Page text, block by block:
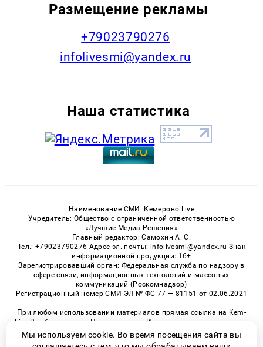
Размещение рекламы
+79023790276
infolivesmi@yandex.ru
Наша статистика
Наименование СМИ: Кемерово Live
Учредитель: Общество с ограниченной ответственностью
«Лучшие Медиа Решения»
Главный редактор: Самохин А. С.
Тел.: +79023790276 Адрес эл. почты: infolivesmi@yandex.ru Знак
информационной продукции: 16+
Зарегистрировавший орган: Федеральная служба по надзору в
сфере связи, информационных технологий и массовых
коммуникаций (Роскомнадзор)
Регистрационный номер СМИ ЭЛ № ФС 77 — 81151 от 02.06.2021
При любом использовании материалов прямая ссылка на Kem-
Live.Ru обязательна. Цитирование в Интернете возможно только
при наличии письменного разрешения.
Мы используем cookie. Во время посещения сайта вы